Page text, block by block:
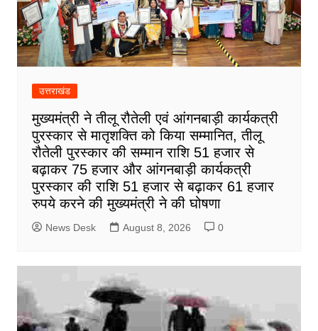
उत्तराखंड
मुख्यमंत्री ने तीलू रौतेली एवं आंगनबाड़ी कार्यकत्री
पुरस्कार से मातृशक्ति को किया सम्मानित, तीलू
रौतेली पुरस्कार की सम्मान राशि 51 हजार से
बढ़ाकर 75 हजार और आंगनबाड़ी कार्यकत्री
पुरस्कार की राशि 51 हजार से बढ़ाकर 61 हजार
रुपये करने की मुख्यमंत्री ने की घोषणा
News Desk August 8, 2026 0